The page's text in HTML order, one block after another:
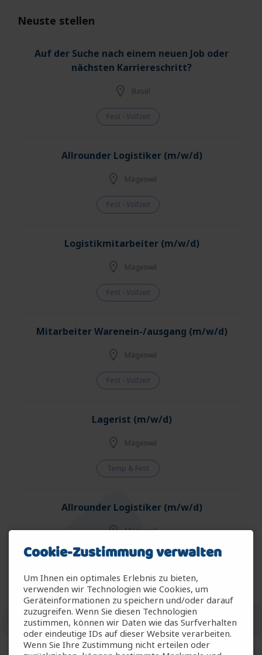
Neuste stellen
Auf der Suche nach einem neuen Job oder
nächsten Karriereschritt?
Basel
Fest - Vollzeit
Allrounder Logistiker (m/w/d)
Mägenwil
Fest - Vollzeit
Logistikmitarbeiter (m/w/d)
Mägenwil
Fest - Vollzeit
Mitarbeiter Warenein-/ausgang (m/w/d)
Mägenwil
Fest - Vollzeit
Lagerist (m/w/d)
Mägenwil
Temp & Fest
Allrounder Logistiker (m/w/d)
Mägenwil
Temp & Fest
Allrounder Gartenbau (m/w/d)
Arbon
Temp & Fest
Cookie-Zustimmung verwalten
Um Ihnen ein optimales Erlebnis zu bieten,
verwenden wir Technologien wie Cookies, um
Geräteinformationen zu speichern und/oder darauf
zuzugreifen. Wenn Sie diesen Technologien
zustimmen, können wir Daten wie das Surfverhalten
oder eindeutige IDs auf dieser Website verarbeiten.
Wenn Sie Ihre Zustimmung nicht erteilen oder